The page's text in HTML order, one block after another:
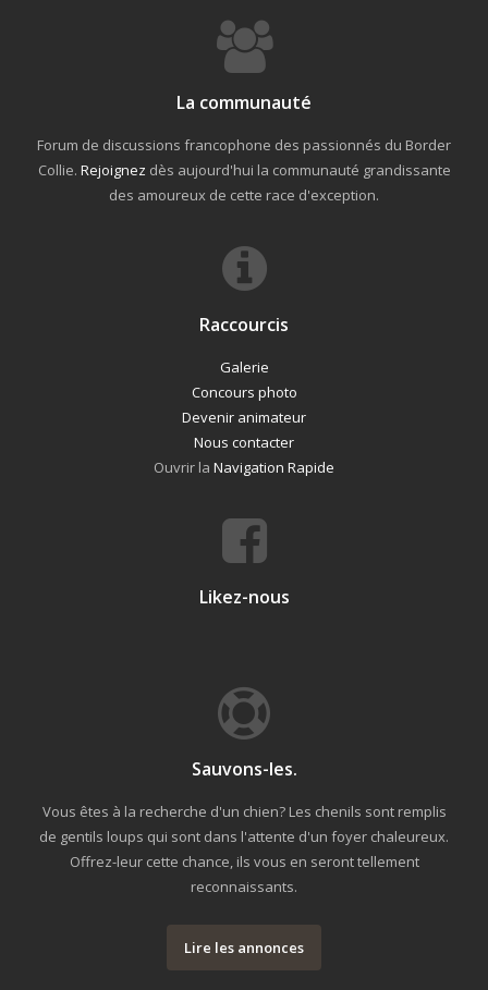
La communauté
Forum de discussions francophone des passionnés du Border
Collie. Rejoignez dès aujourd'hui la communauté grandissante
des amoureux de cette race d'exception.
Raccourcis
Galerie
Concours photo
Devenir animateur
Nous contacter
Ouvrir la Navigation Rapide
Likez-nous
Sauvons-les.
Vous êtes à la recherche d'un chien? Les chenils sont remplis
de gentils loups qui sont dans l'attente d'un foyer chaleureux.
Offrez-leur cette chance, ils vous en seront tellement
reconnaissants.
Lire les annonces